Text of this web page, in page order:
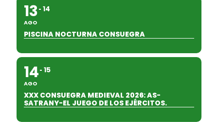
13
AGO
14
PISCINA NOCTURNA CONSUEGRA
14
AGO
15
XXX CONSUEGRA MEDIEVAL 2026: AS-
SATRANY-EL JUEGO DE LOS EJÉRCITOS.